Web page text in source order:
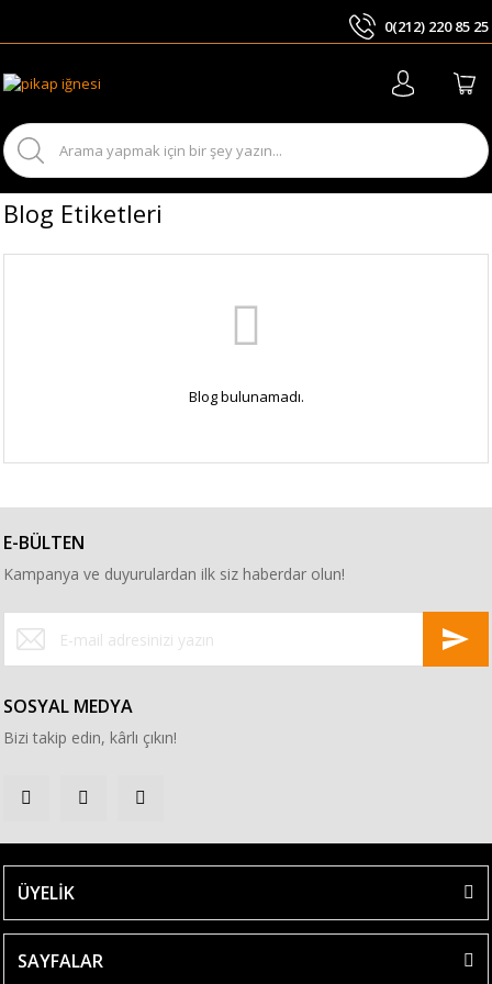
0(212) 220 85 25
Blog Etiketleri
Blog bulunamadı.
E-BÜLTEN
Kampanya ve duyurulardan ilk siz haberdar olun!
SOSYAL MEDYA
Bizi takip edin, kârlı çıkın!
ÜYELİK
SAYFALAR